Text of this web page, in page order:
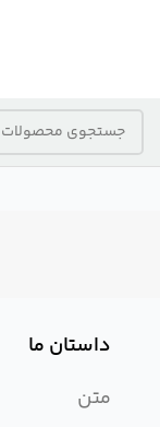
داستان ما
متن